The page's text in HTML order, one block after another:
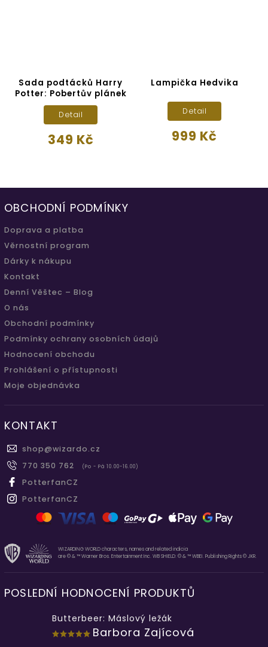
Sada podtácků Harry
Potter: Pobertův plánek
349 Kč
Detail
Lampička Hedvika
999 Kč
Detail
OBCHODNÍ PODMÍNKY
Doprava a platba
Věrnostní program
Dárky k nákupu
Kontakt
Denní Věštec – Blog
O nás
Obchodní podmínky
Podmínky ochrany osobních údajů
Hodnocení obchodu
Prohlášení o přístupnosti
Moje objednávka
KONTAKT
shop@wizardo.cz
770 350 762
(Po - Pá 10.00-16.00)
PotterfanCZ
PotterfanCZ
WIZARDING WORLD characters, names and related indicia
are © & ™ Warner Bros. Entertainment Inc. WB SHIELD: © & ™ WBEI. Publishing Rights © JKR.
POSLEDNÍ HODNOCENÍ PRODUKTŮ
Butterbeer: Máslový ležák
Barbora Zajícová